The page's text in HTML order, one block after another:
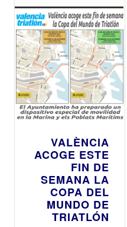
VALÈNCIA
ACOGE ESTE
FIN DE
SEMANA LA
COPA DEL
MUNDO DE
TRIATLÓN